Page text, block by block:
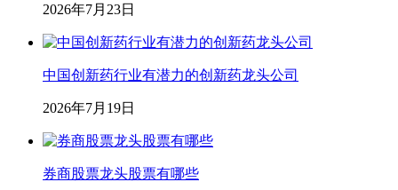
2026年7月23日
中国创新药行业有潜力的创新药龙头公司
2026年7月19日
券商股票龙头股票有哪些